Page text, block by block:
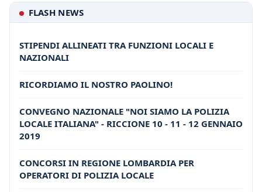
FLASH NEWS
STIPENDI ALLINEATI TRA FUNZIONI LOCALI E
NAZIONALI
RICORDIAMO IL NOSTRO PAOLINO!
CONVEGNO NAZIONALE "NOI SIAMO LA POLIZIA
LOCALE ITALIANA" - RICCIONE 10 - 11 - 12 GENNAIO
2019
CONCORSI IN REGIONE LOMBARDIA PER
OPERATORI DI POLIZIA LOCALE